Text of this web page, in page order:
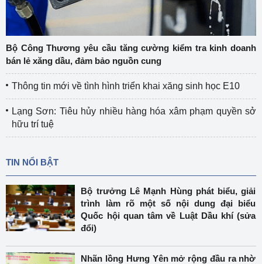
Bộ Công Thương yêu cầu tăng cường kiểm tra kinh doanh
bán lẻ xăng dầu, đảm bảo nguồn cung
Thông tin mới về tình hình triển khai xăng sinh học E10
Lạng Sơn: Tiêu hủy nhiều hàng hóa xâm phạm quyền sở
hữu trí tuệ
TIN NỔI BẬT
Bộ trưởng Lê Mạnh Hùng phát biểu, giải
trình làm rõ một số nội dung đại biểu
Quốc hội quan tâm về Luật Dầu khí (sửa
đổi)
Nhãn lồng Hưng Yên mở rộng đầu ra nhờ